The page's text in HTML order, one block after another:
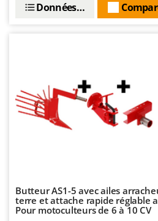
Prismafood
Reber
Redback
Resto Italia
River Systems
Robomow
Données techniques
Butteur AS1-5 avec ailes
terre et attache rapide réglable
Pour motoculteurs de 6 à 10 CV